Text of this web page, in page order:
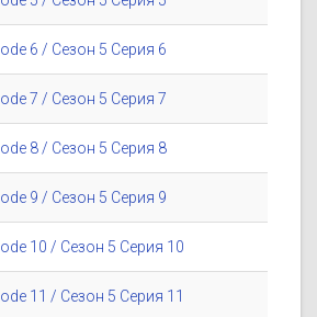
6 / Сезон 5 Серия 6
7 / Сезон 5 Серия 7
8 / Сезон 5 Серия 8
9 / Сезон 5 Серия 9
10 / Сезон 5 Серия 10
11 / Сезон 5 Серия 11